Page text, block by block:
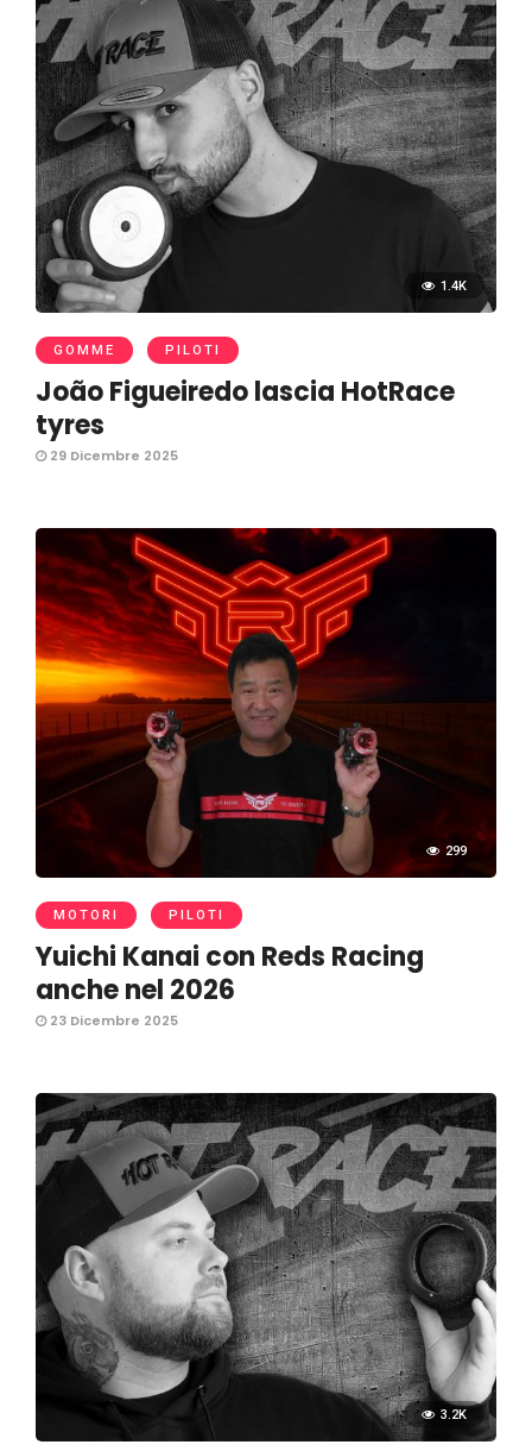
1.4K
GOMME PILOTI
João Figueiredo lascia HotRace
tyres
29 Dicembre 2025
299
MOTORI PILOTI
Yuichi Kanai con Reds Racing
anche nel 2026
23 Dicembre 2025
3.2K